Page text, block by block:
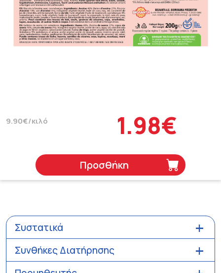
9.90€/κιλό 1.98€
Προσθήκη
Συστατικά
Συνθήκες Διατήρησης